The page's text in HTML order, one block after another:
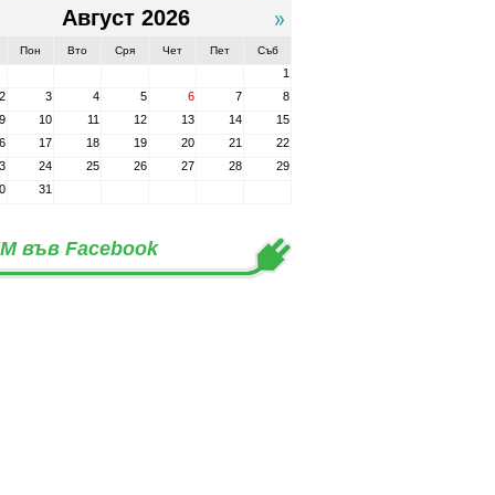
Август 2026
Пон Вто Сря Чет Пет Съб
1
2
3 4 5 6 7
8
9
10 11 12 13 14
15
17 18 19 20 21
22
24 25 26 27 28
29
31
във Facebook